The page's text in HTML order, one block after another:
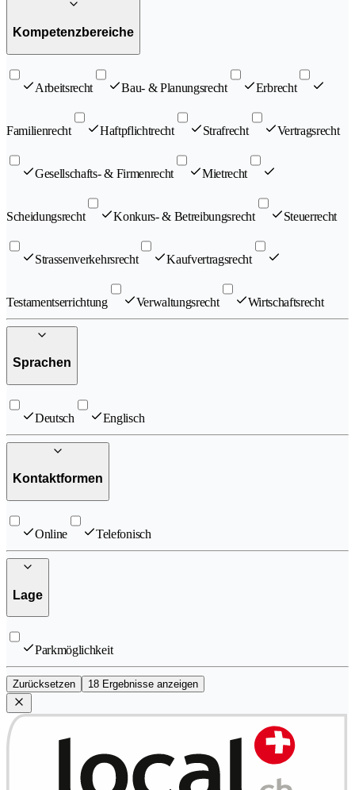
Kompetenzbereiche
Arbeitsrecht Bau- & Planungsrecht Erbrecht
Familienrecht Haftpflichtrecht Strafrecht Vertragsrecht
Gesellschafts- & Firmenrecht Mietrecht
Scheidungsrecht Konkurs- & Betreibungsrecht Steuerrecht
Strassenverkehrsrecht Kaufvertragsrecht
Testamentserrichtung Verwaltungsrecht Wirtschaftsrecht
Sprachen
Deutsch Englisch
Kontaktformen
Online Telefonisch
Lage
Parkmöglichkeit
Zurücksetzen 18 Ergebnisse anzeigen